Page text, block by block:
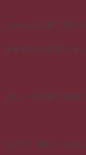
だからお正月で怠け
分を高めるお願いを
また、やぎ座で有名
なので、新しいもの